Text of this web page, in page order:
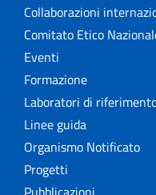
Collaborazioni
Comitato Etico
Eventi
Formazione
Laboratori di
Linee guida
Organismo Notificato
Progetti